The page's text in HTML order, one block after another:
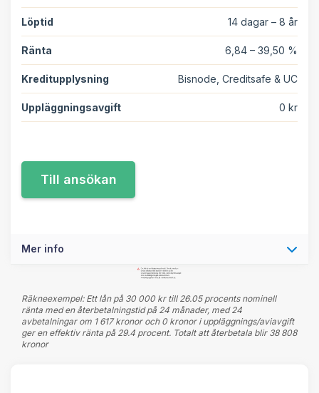
Löptid 14 dagar – 8 år
Ränta 6,84 – 39,50 %
Kreditupplysning Bisnode, Creditsafe & UC
Uppläggningsavgift 0 kr
Mer info
Räkneexempel: Ett lån på 30 000 kr till 26.05 procents nominell
ränta med en återbetalningstid på 24 månader, med 24
avbetalningar om 1 617 kronor och 0 kronor i uppläggnings/aviavgift
ger en effektiv ränta på 29.4 procent. Totalt att återbetala blir 38 808
kronor